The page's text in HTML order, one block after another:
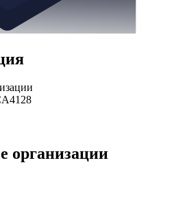
организации